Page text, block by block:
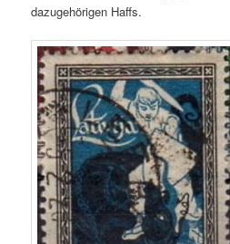
dazugehörigen Haffs.